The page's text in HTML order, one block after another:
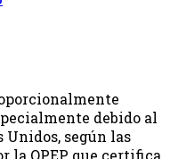
debido al
Unidos, según las
la OPEP, que certifica